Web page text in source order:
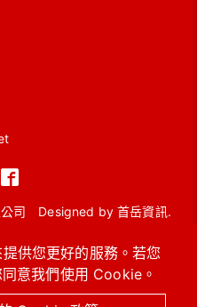
供您更好的服務。若您
意我們使用 Cookie。
司 Designed by首岳資訊.
洽談桌椅
高級沙發
險箱
OA辦公椅 / 功能椅